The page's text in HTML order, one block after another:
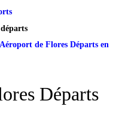
Aéroport de Flores Départs en
Départs